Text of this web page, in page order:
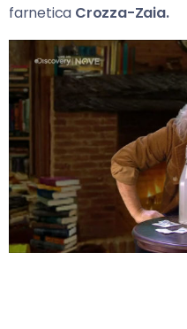
farnetica Crozza-Zaia.